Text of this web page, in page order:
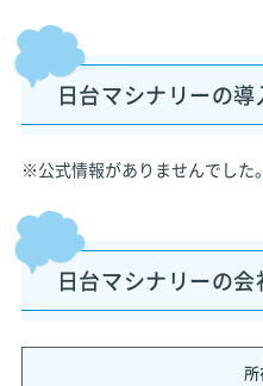
日台マシナリーの
※公式情報がありませんでした。
日台マシナリーの会
所